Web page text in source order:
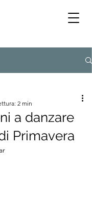
a danzare
Primavera
2 min